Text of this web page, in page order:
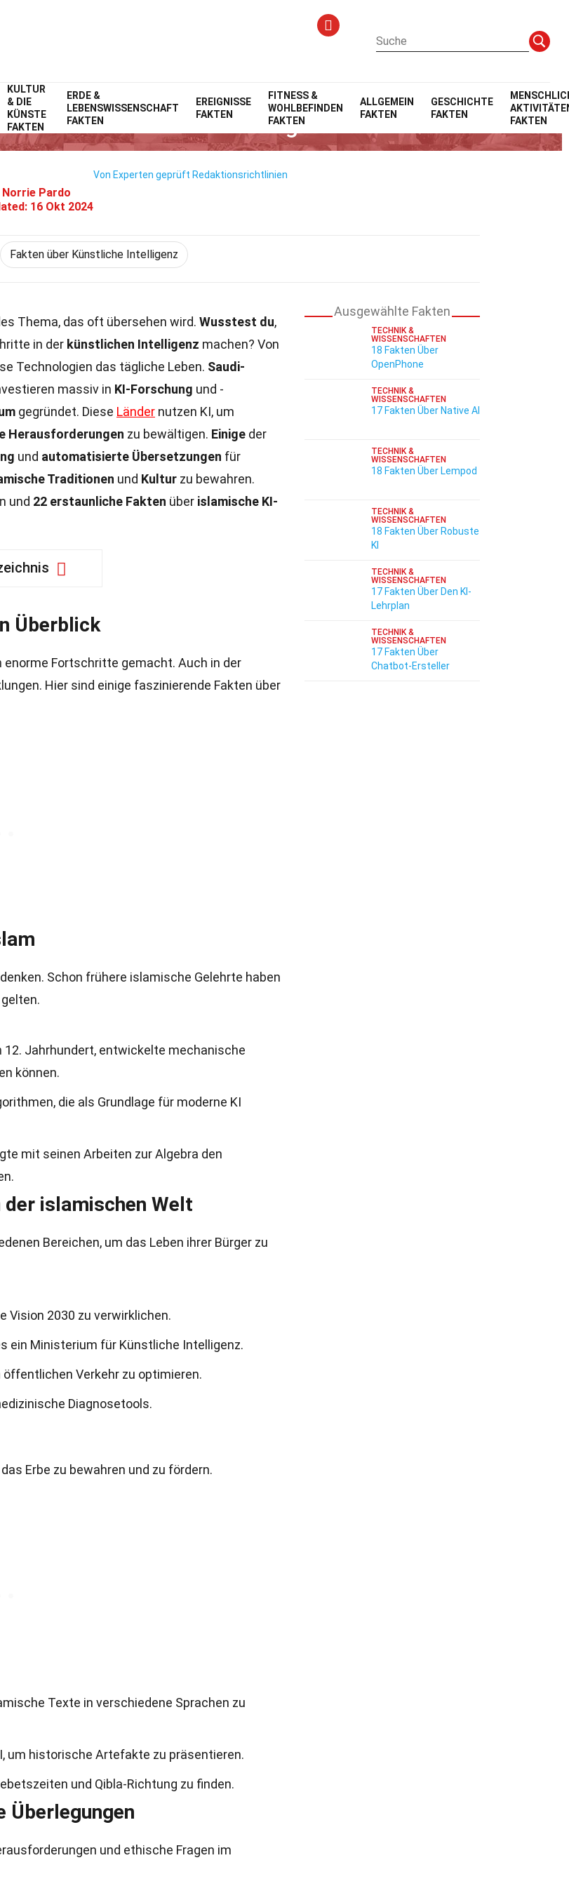
KULTUR
& DIE
KÜNSTE
FAKTEN
ERDE &
LEBENSWISSENSCHAFT
FAKTEN
EREIGNISSE
FAKTEN
FITNESS &
WOHLBEFINDEN
FAKTEN
ALLGEMEIN
FAKTEN
GESCHICHTE
FAKTEN
FAKTEN
Home Technik & Wissenschaften Fakten
Islamische KI-Entwicklungen
Norrie Pardo
16 Okt 2024
Von Experten geprüft Redaktionsrichtlinien
Fakten über Künstliche Intelligenz
Thema, das oft übersehen wird. Wusstest du,
in der künstlichen Intelligenz machen? Von
Technologien das tägliche Leben. Saudi-
massiv in KI-Forschung und -
gegründet. Diese Länder nutzen KI, um
Herausforderungen zu bewältigen. Einige der
und automatisierte Übersetzungen für
Traditionen und Kultur zu bewahren.
und 22 erstaunliche Fakten über islamische KI-
Überblick
Fortschritte gemacht. Auch in der
Hier sind einige faszinierende Fakten über
Schon frühere islamische Gelehrte haben
Jahrhundert, entwickelte mechanische
können.
die als Grundlage für moderne KI
mit seinen Arbeiten zur Algebra den
der islamischen Welt
Bereichen, um das Leben ihrer Bürger zu
Vision 2030 zu verwirklichen.
ein Ministerium für Künstliche Intelligenz.
Verkehr zu optimieren.
Diagnosetools.
Erbe zu bewahren und zu fördern.
Texte in verschiedene Sprachen zu
um historische Artefakte zu präsentieren.
und Qibla-Richtung zu finden.
Überlegungen
und ethische Fragen im
Ausgewählte Fakten
TECHNIK &
WISSENSCHAFTEN
18 Fakten Über
OpenPhone
TECHNIK &
WISSENSCHAFTEN
17 Fakten Über Native AI
TECHNIK &
WISSENSCHAFTEN
18 Fakten Über Lempod
TECHNIK &
WISSENSCHAFTEN
18 Fakten Über Robuste
KI
TECHNIK &
WISSENSCHAFTEN
17 Fakten Über Den KI-
Lehrplan
TECHNIK &
WISSENSCHAFTEN
17 Fakten Über
Chatbot-Ersteller